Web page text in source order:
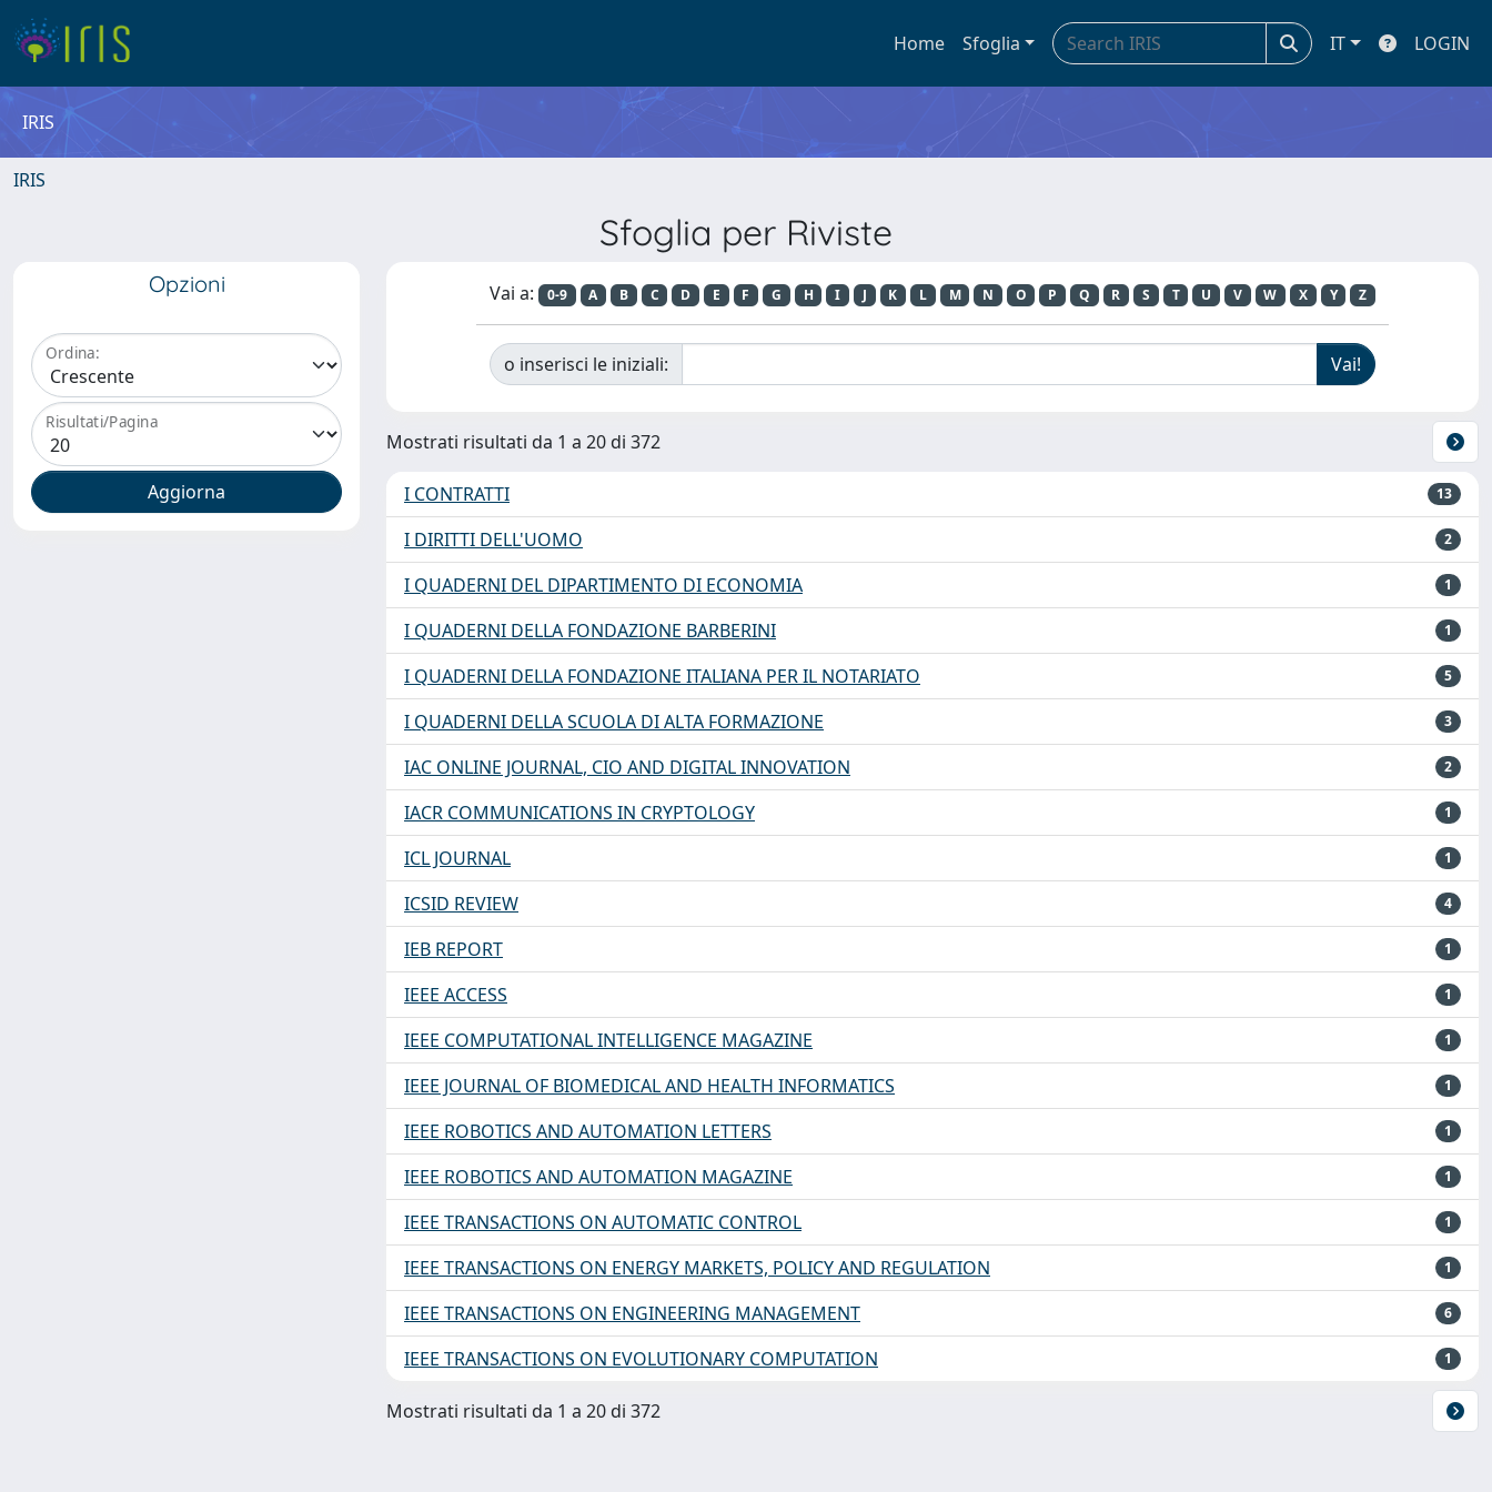
Home Sfoglia IT LOGIN
IRIS
IRIS
Sfoglia per Riviste
Opzioni
Ordina:
Risultati/Pagina
Vai a: 0-9 A B C D E F G H I J K L M N O P Q R S T U V W X Y Z
o inserisci le iniziali:
Mostrati risultati da 1 a 20 di 372
I CONTRATTI 13
I DIRITTI DELL'UOMO 2
I QUADERNI DEL DIPARTIMENTO DI ECONOMIA 1
I QUADERNI DELLA FONDAZIONE BARBERINI 1
I QUADERNI DELLA FONDAZIONE ITALIANA PER IL NOTARIATO 5
I QUADERNI DELLA SCUOLA DI ALTA FORMAZIONE 3
IAC ONLINE JOURNAL, CIO AND DIGITAL INNOVATION 2
IACR COMMUNICATIONS IN CRYPTOLOGY 1
ICL JOURNAL 1
ICSID REVIEW 4
IEB REPORT 1
IEEE ACCESS 1
IEEE COMPUTATIONAL INTELLIGENCE MAGAZINE 1
IEEE JOURNAL OF BIOMEDICAL AND HEALTH INFORMATICS 1
IEEE ROBOTICS AND AUTOMATION LETTERS 1
IEEE ROBOTICS AND AUTOMATION MAGAZINE 1
IEEE TRANSACTIONS ON AUTOMATIC CONTROL 1
IEEE TRANSACTIONS ON ENERGY MARKETS, POLICY AND REGULATION 1
IEEE TRANSACTIONS ON ENGINEERING MANAGEMENT 6
IEEE TRANSACTIONS ON EVOLUTIONARY COMPUTATION 1
Mostrati risultati da 1 a 20 di 372